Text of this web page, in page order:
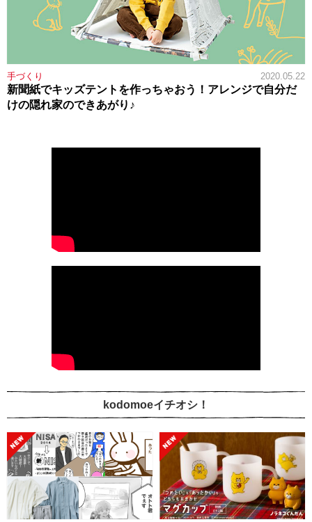
手づくり 2020.05.22
新聞紙でキッズテントを作っちゃおう！アレンジで自分だ
けの隠れ家のできあがり♪
kodomoeイチオシ！